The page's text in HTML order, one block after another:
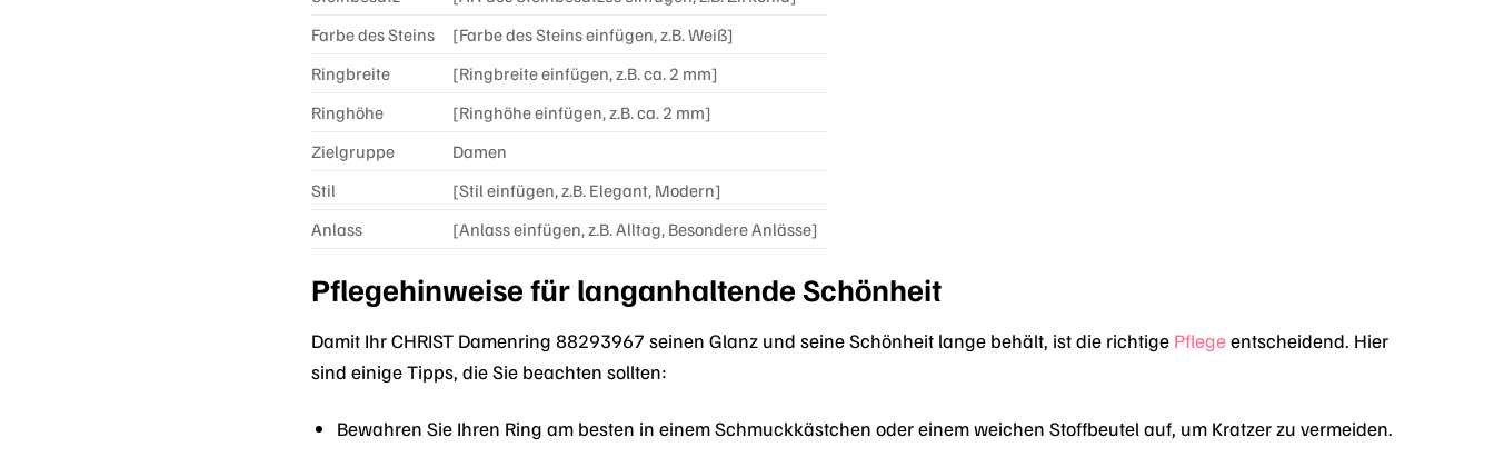
Farbe des Steins
[Farbe des Steins einfügen, z.B. Weiß]
Ringbreite
[Ringbreite einfügen, z.B. ca. 2 mm]
Ringhöhe
[Ringhöhe einfügen, z.B. ca. 2 mm]
Zielgruppe
Damen
Stil
[Stil einfügen, z.B. Elegant, Modern]
Anlass
[Anlass einfügen, z.B. Alltag, Besondere Anlässe]
Pflegehinweise für langanhaltende Schönheit
Damit Ihr CHRIST Damenring 88293967 seinen Glanz und seine Schönheit lange behält, ist die richtige Pflegeentscheidend. Hier
sind einige Tipps, die Sie beachten sollten:
Bewahren Sie Ihren Ring am besten in einem Schmuckkästchen oder einem weichen Stoffbeutel auf, um Kratzer zu vermeiden.